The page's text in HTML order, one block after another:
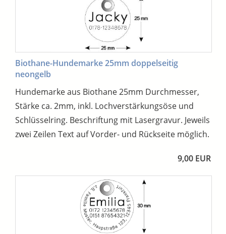
Biothane-Hundemarke 25mm doppelseitig
neongelb
Hundemarke aus Biothane 25mm Durchmesser,
Stärke ca. 2mm, inkl. Lochverstärkungsöse und
Schlüsselring. Beschriftung mit Lasergravur. Jeweils
zwei Zeilen Text auf Vorder- und Rückseite möglich.
9,00 EUR